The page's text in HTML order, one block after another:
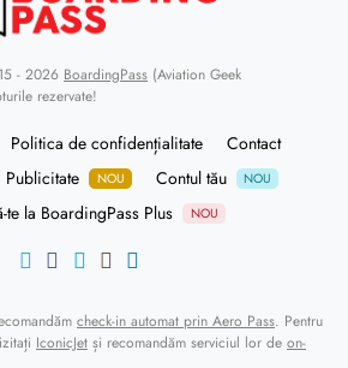
- 2026 BoardingPass (Aviation Geek
rezervate!
Politica de confidențialitate
Contact
Publicitate NOU Contul tău NOU
te la BoardingPass Plus NOU
check-in automat prin Aero Pass. Pentru
IconicJet și recomandăm serviciul lor de on-